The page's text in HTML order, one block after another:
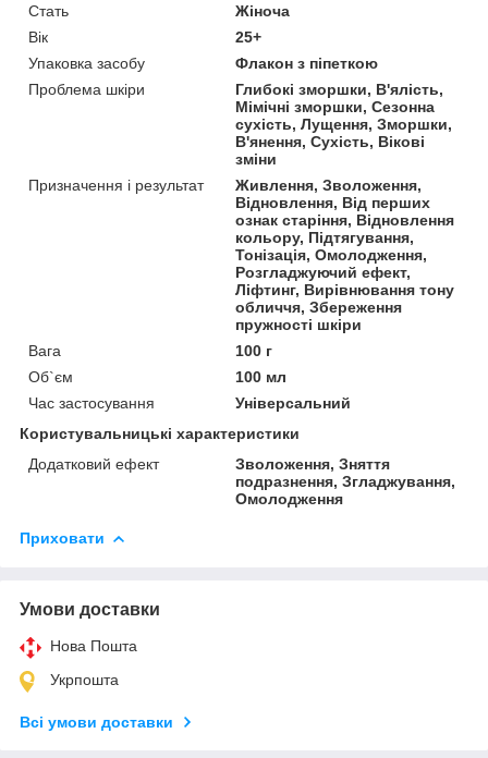
Стать
Жіноча
Вік
25+
Упаковка засобу
Флакон з піпеткою
Проблема шкіри
Глибокі зморшки, В'ялість,
Мімічні зморшки, Сезонна
сухість, Лущення, Зморшки,
В'янення, Сухість, Вікові
зміни
Призначення і результат
Живлення, Зволоження,
Відновлення, Від перших
ознак старіння, Відновлення
кольору, Підтягування,
Тонізація, Омолодження,
Розгладжуючий ефект,
Ліфтинг, Вирівнювання тону
обличчя, Збереження
пружності шкіри
Вага
100 г
Об`єм
100 мл
Час застосування
Універсальний
Користувальницькі характеристики
Додатковий ефект
Зволоження, Зняття
подразнення, Згладжування,
Омолодження
Приховати
Умови доставки
Нова Пошта
Укрпошта
Всі умови доставки